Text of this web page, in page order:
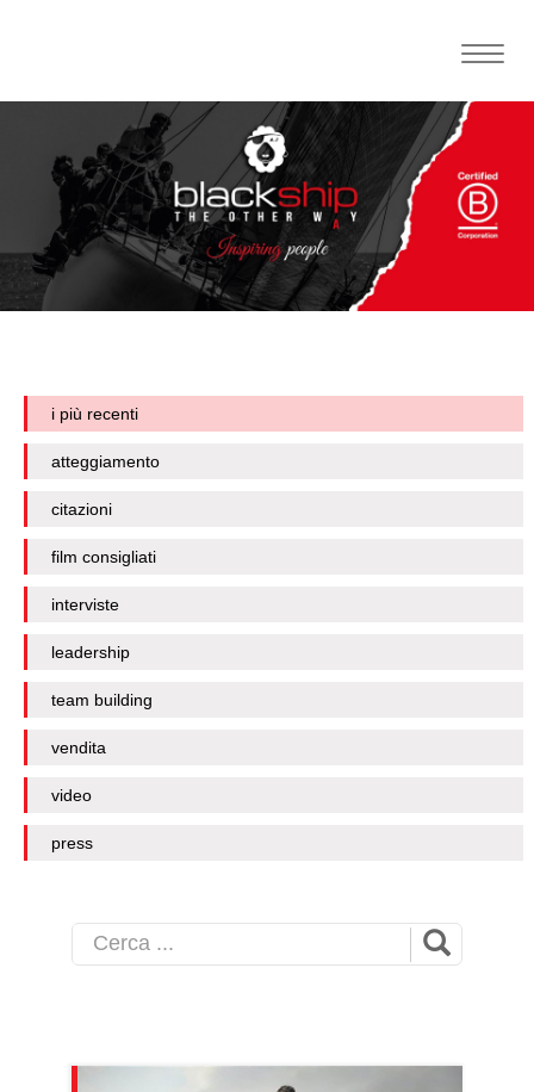
Toggle
i più recenti
atteggiamento
citazioni
film consigliati
interviste
leadership
team building
vendita
video
press